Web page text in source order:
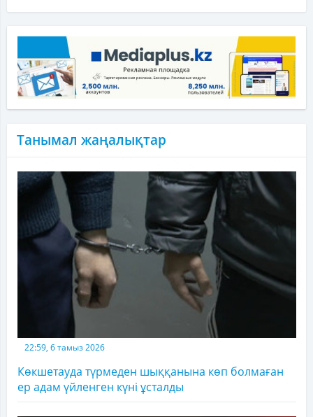
Танымал жаңалықтар
22:59, 6 тамыз 2026
Көкшетауда түрмеден шыққанына көп болмаған
ер адам үйленген күні ұсталды